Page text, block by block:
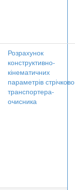
Розрахунок
конструктивно-
кінематичних
параметрів
транспортера-
очисника